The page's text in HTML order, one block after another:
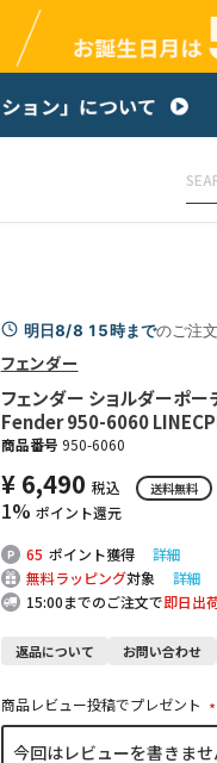
明日8/8 15時までのご注
フェンダー
フェンダー ショルダーポー
Fender 950-6060
商品番号 950-6060
¥ 6,490 税込 送料無料
1% ポイント還元
65 ポイント獲得
詳細
無料ラッピング対象
詳細
15:00までのご注文で即日出
返品について お問い合わせ
商品レビュー投稿でプレゼント
(